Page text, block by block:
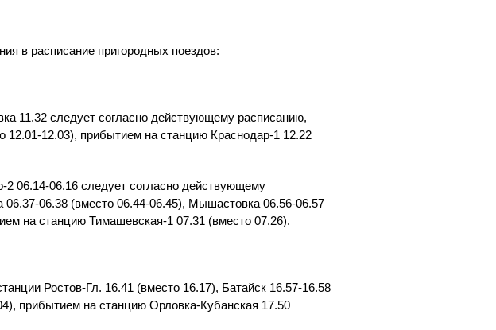
в расписание пригородных поездов:
11.32 следует согласно действующему расписанию,
12.01-12.03), прибытием на станцию Краснодар-1 12.22
06.14-06.16 следует согласно действующему
06.37-06.38 (вместо 06.44-06.45), Мышастовка 06.56-06.57
на станцию Тимашевская-1 07.31 (вместо 07.26).
Ростов-Гл. 16.41 (вместо 16.17), Батайск 16.57-16.58
прибытием на станцию Орловка-Кубанская 17.50